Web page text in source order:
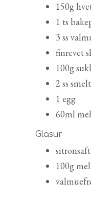
150g
1 ts
3 ss
finrevet
100g
2 ss
1 egg
60ml
Glasur
sitronsaft
100g